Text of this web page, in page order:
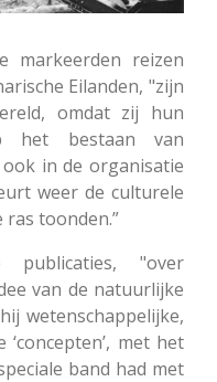
markeerden reizen
Eilanden, "zijn
omdat zij hun
het bestaan van
in de organisatie
weer de culturele
toonden.”
publicaties, "over
van de natuurlijke
wetenschappelijke,
met het
band had met